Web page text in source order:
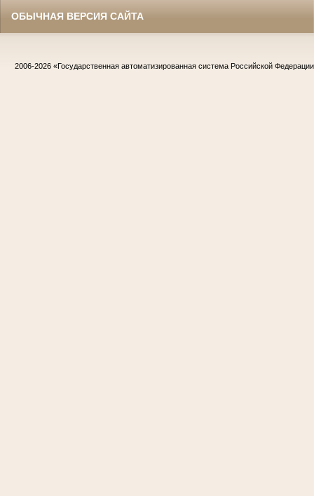
ОБЫЧНАЯ ВЕРСИЯ САЙТА
2006-2026 «Государственная автоматизированная система Российской